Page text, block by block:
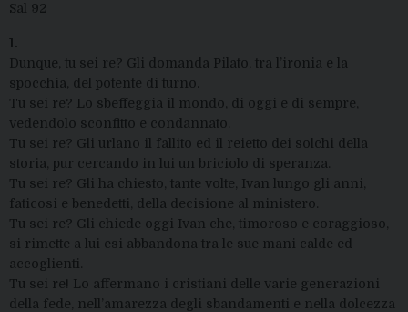
Sal 92
1.
Dunque, tu sei re? Gli domanda Pilato, tra l’ironia e la
spocchia, del potente di turno.
Tu sei re? Lo sbeffeggia il mondo, di oggi e di sempre,
vedendolo sconfitto e condannato.
Tu sei re? Gli urlano il fallito ed il reietto dei solchi della
storia, pur cercando in lui un briciolo di speranza.
Tu sei re? Gli ha chiesto, tante volte, Ivan lungo gli anni,
faticosi e benedetti, della decisione al ministero.
Tu sei re? Gli chiede oggi Ivan che, timoroso e coraggioso,
si rimette a lui esi abbandona tra le sue mani calde ed
accoglienti.
Tu sei re! Lo affermano i cristiani delle varie generazioni
della fede, nell’amarezza degli sbandamenti e nella dolcezza